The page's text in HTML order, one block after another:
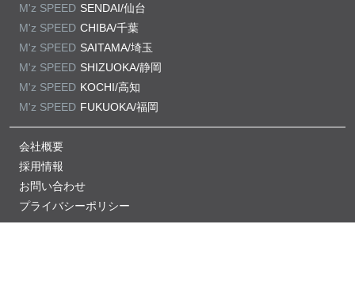
M'z SPEED SENDAI/仙台
M'z SPEED CHIBA/千葉
M'z SPEED SAITAMA/埼玉
M'z SPEED SHIZUOKA/静岡
M'z SPEED KOCHI/高知
M'z SPEED FUKUOKA/福岡
会社概要
採用情報
お問い合わせ
プライバシーポリシー